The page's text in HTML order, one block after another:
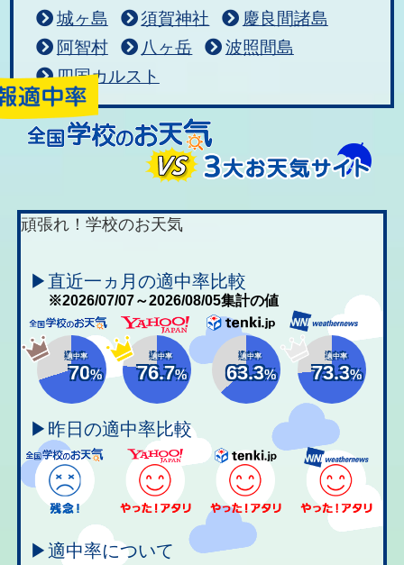
城ヶ島
須賀神社
慶良間諸島
阿智村
八ヶ岳
波照間島
四国カルスト
頑張れ！学校のお天気
▶直近一ヵ月の適中率比較
※2026/07/07～2026/08/05集計の値
適中率
70%
適中率
76.7%
適中率
63.3%
適中率
73.3%
▶昨日の適中率比較
▶適中率について